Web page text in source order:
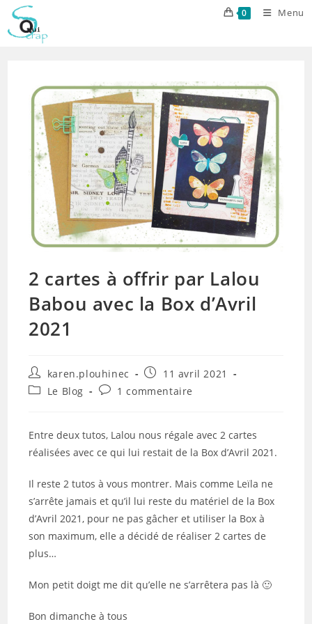
Skip
content
0 Menu
2 cartes à offrir par Lalou
Babou avec la Box d’Avril
2021
Auteur/autrice
de
la
karen.plouhinec
Publication
publiée :
11 avril 2021
PostLe Blog
Commentaires
publication :
1 commentaire
Entre deux tutos, Lalou nous régale avec 2 cartes
réalisées avec ce qui lui restait de la Box d’Avril 2021.
Il reste 2 tutos à vous montrer. Mais comme Leïla ne
s’arrête jamais et qu’il lui reste du matériel de la Box
d’Avril 2021, pour ne pas gâcher et utiliser la Box à
son maximum, elle a décidé de réaliser 2 cartes de
plus…
Mon petit doigt me dit qu’elle ne s’arrêtera pas là 🙂
Bon dimanche à tous